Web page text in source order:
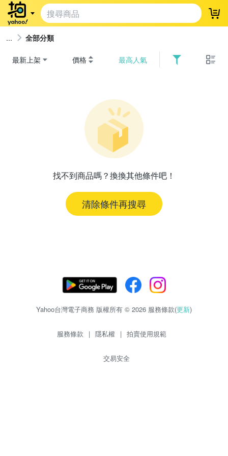
登
全部分類
最新上架 價格 最高人氣
找不到商品嗎？換換其他條件吧！
清除條件再搜尋
Yahoo台灣電子商務 版權所有 © 2026 服務條款(更新)
服務條款 | 隱私權 | 拍賣使用規範
交易安全